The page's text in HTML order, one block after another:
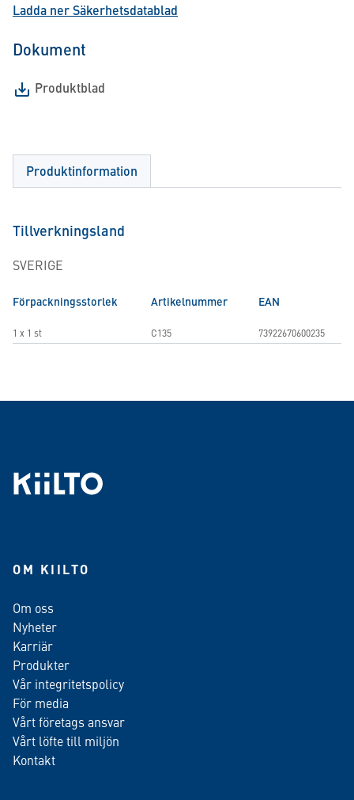
Ladda ner Säkerhetsdatablad
Dokument
Produktblad
Produktinformation
Tillverkningsland
SVERIGE
Förpackningsstorlek Artikelnummer EAN
1 x 1 st C135 73922670600235
OM KIILTO
Om oss
Nyheter
Karriär
Produkter
Vår integritetspolicy
För media
Vårt företags ansvar
Vårt löfte till miljön
Kontakt